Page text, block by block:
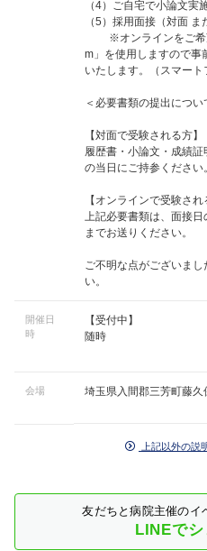
（4）ご自宅で小論文実
（5）採用面接（対面 ま
※オンラインをご希
m」を使用しますので事
いたします。（スマート
＜必要書類の提出につい
【対面で受験される方】
履歴書・小論文・成績
の当日にご持参ください。
【オンラインで受験され
上記必要書類は、面接日
までお送りください。
ご不明な点がございま
い。
開催日
時
【受付中】
随時
会場 埼玉県入間郡三芳町藤久
上記以外の説
友だちと病院主催のイ
LINEで